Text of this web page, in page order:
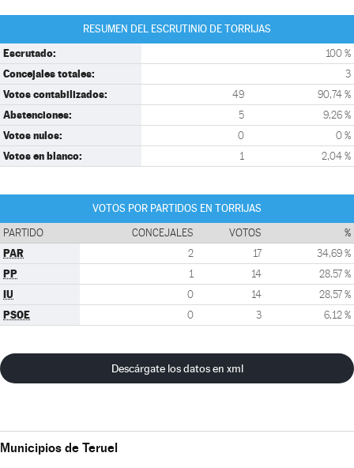
RESUMEN DEL ESCRUTINIO DE TORRIJAS
Escrutado: 100 %
Concejales totales: 3
Votos contabilizados: 49 90,74 %
Abstenciones: 5 9,26 %
Votos nulos: 0 0 %
Votos en blanco: 1 2,04 %
VOTOS POR PARTIDOS EN TORRIJAS
PARTIDO CONCEJALES VOTOS %
PAR 2 17 34,69 %
PP 1 14 28,57 %
IU 0 14 28,57 %
PSOE 0 3 6,12 %
Descárgate los datos en xml
Municipios de Teruel